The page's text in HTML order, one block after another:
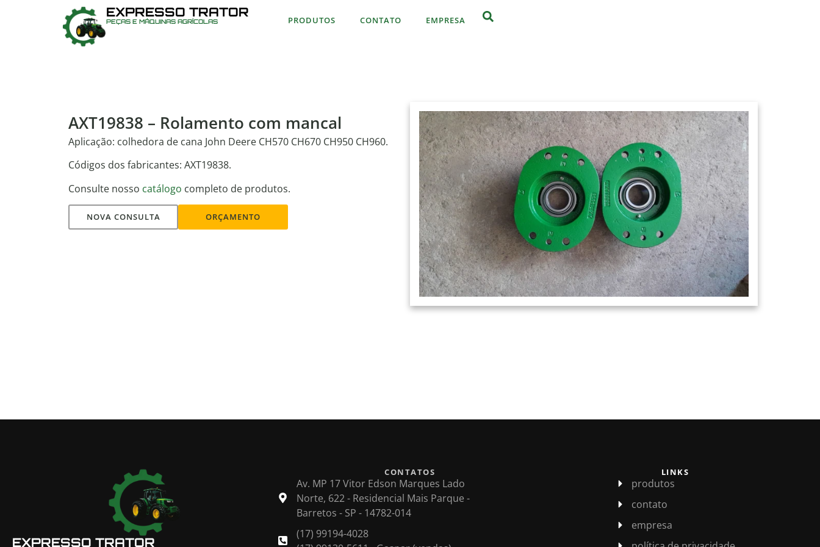
EXPRESSO TRATOR
PEÇAS E MÁQUINAS AGRÍCOLAS PRODUTOS CONTATO EMPRESA
AXT19838 – Rolamento com mancal
Aplicação: colhedora de cana John Deere CH570 CH670 CH950 CH960.
Códigos dos fabricantes: AXT19838.
Consulte nosso catálogo completo de produtos.
NOVA CONSULTA ORÇAMENTO
EXPRESSO TRATOR
CONTATOS
Av. MP 17 Vitor Edson Marques Lado
Norte, 622 - Residencial Mais Parque -
Barretos - SP - 14782-014
(17) 99194-4028
LINKS
produtos
contato
empresa